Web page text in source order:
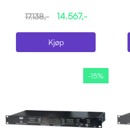
17.138,- 14.567,-
Kjøp
-15%